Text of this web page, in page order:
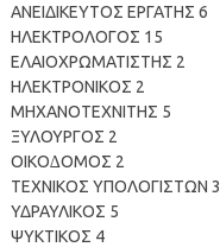
ΑΝΕΙΔΙΚΕΥΤΟΣ ΕΡΓΑΤΗΣ 6
ΗΛΕΚΤΡΟΛΟΓΟΣ 15
ΕΛΑΙΟΧΡΩΜΑΤΙΣΤΗΣ 2
ΗΛΕΚΤΡΟΝΙΚΟΣ 2
ΜΗΧΑΝΟΤΕΧΝΙΤΗΣ 5
ΞΥΛΟΥΡΓΟΣ 2
ΟΙΚΟ∆ΟΜΟΣ 2
ΤΕΧΝΙΚΟΣ ΥΠΟΛΟΓΙΣΤΩΝ 3
ΥΔΡΑΥΛΙΚΟΣ 5
ΨΥΚΤΙΚΟΣ 4